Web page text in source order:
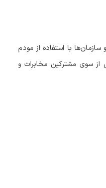
سازمان‌ها با استفاده از مودم
از سوی مشترکین مخابرات و